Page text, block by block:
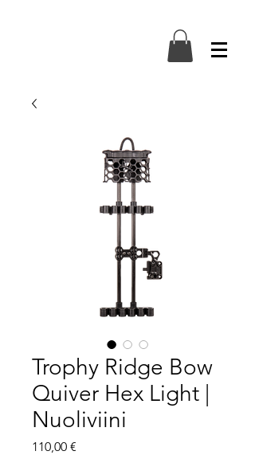
Trophy Ridge Bow
Quiver Hex Light |
Nuoliviini
110,00 €